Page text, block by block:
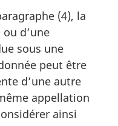
(4), la
d’une
sous une
peut être
d’une autre
appellation
ainsi